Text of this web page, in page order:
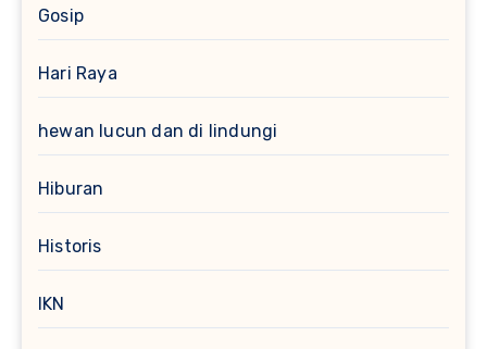
Gosip
Hari Raya
hewan lucun dan di lindungi
Hiburan
Historis
IKN